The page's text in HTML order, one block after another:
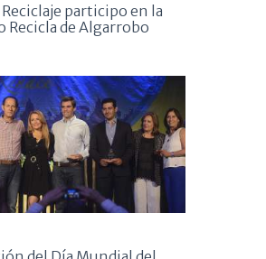
participo en la
Recicla de Algarrobo